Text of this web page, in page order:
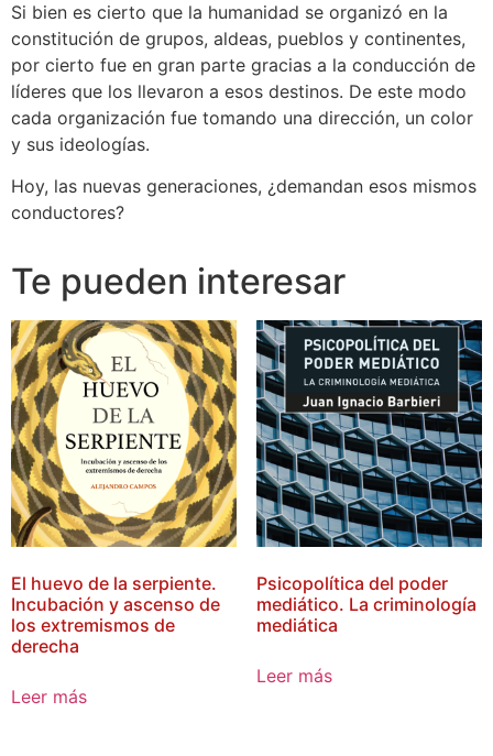
Si bien es cierto que la humanidad se organizó en la
constitución de grupos, aldeas, pueblos y continentes,
por cierto fue en gran parte gracias a la conducción de
líderes que los llevaron a esos destinos. De este modo
cada organización fue tomando una dirección, un color
y sus ideologías.
Hoy, las nuevas generaciones, ¿demandan esos mismos
conductores?
Te pueden interesar
El huevo de la serpiente.
Incubación y ascenso de
los extremismos de
derecha
Leer más
Psicopolítica del poder
mediático. La criminología
mediática
Leer más